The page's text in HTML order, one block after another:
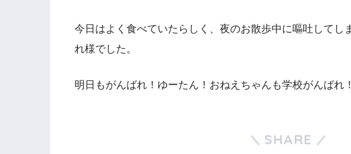
今日はよく食べていたらしく、夜のお散歩中に嘔吐してし
れ様でした。
明日もがんばれ！ゆーたん！おねえちゃんも学校がんばれ！
SHARE